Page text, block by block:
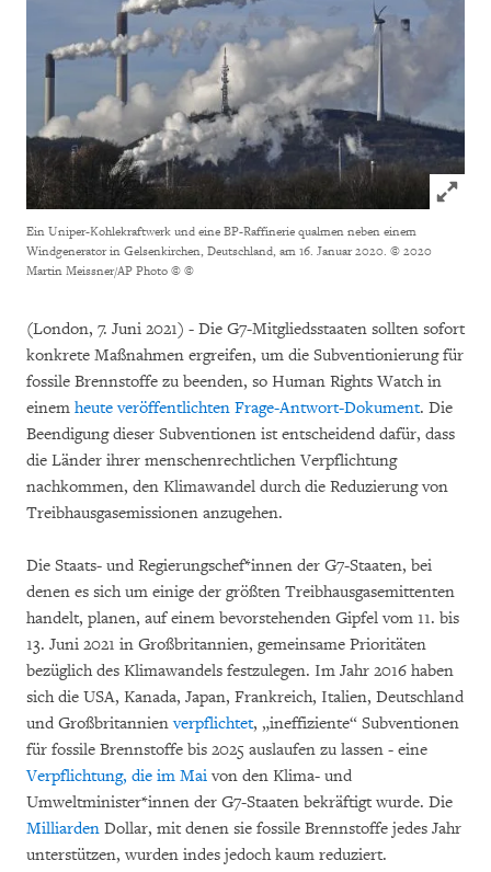
Click
Ein Uniper-Kohlekraftwerk und eine BP-Raffinerie qualmen neben einem
Windgenerator in Gelsenkirchen, Deutschland, am 16. Januar 2020. © 2020
Martin Meissner/AP Photo © ©
(London, 7. Juni 2021) - Die G7-Mitgliedsstaaten sollten sofort
konkrete Maßnahmen ergreifen, um die Subventionierung für
fossile Brennstoffe zu beenden, so Human Rights Watch in
einem heute veröffentlichten Frage-Antwort-Dokument. Die
Beendigung dieser Subventionen ist entscheidend dafür, dass
die Länder ihrer menschenrechtlichen Verpflichtung
nachkommen, den Klimawandel durch die Reduzierung von
Treibhausgasemissionen anzugehen.
Die Staats- und Regierungschef*innen der G7-Staaten, bei
denen es sich um einige der größten Treibhausgasemittenten
handelt, planen, auf einem bevorstehenden Gipfel vom 11. bis
13. Juni 2021 in Großbritannien, gemeinsame Prioritäten
bezüglich des Klimawandels festzulegen. Im Jahr 2016 haben
sich die USA, Kanada, Japan, Frankreich, Italien, Deutschland
und Großbritannienverpflichtet, „ineffiziente“ Subventionen
für fossile Brennstoffe bis 2025 auslaufen zu lassen - eine
Verpflichtung, die im Maivon den Klima- und
Umweltminister*innen der G7-Staaten bekräftigt wurde. Die
Milliarden Dollar, mit denen sie fossile Brennstoffe jedes Jahr
unterstützen, wurden indes jedoch kaum reduziert.